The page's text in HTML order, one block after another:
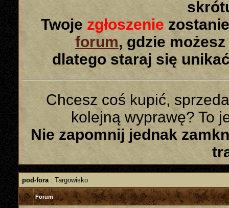
Twoje zgłoszenie
forum, gdzie
dlatego staraj się
Chcesz coś kupić,
kolejną wyprawę? To
Nie zapomnij jednak
pod-fora : Targowisko
Forum